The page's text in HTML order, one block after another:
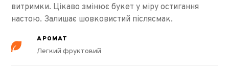
витримки. Цікаво змінює букет у міру остигання
настою. Залишає шовковистий післясмак.
АРОМАТ
Легкий фруктовий